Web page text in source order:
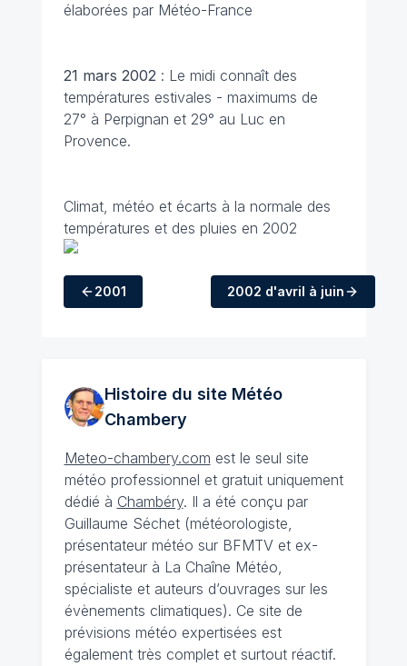
élaborées par Météo-France
21 mars 2002 : Le midi connaît des
températures estivales - maximums de
27° à Perpignan et 29° au Luc en
Provence.
Climat, météo et écarts à la normale des
températures et des pluies en 2002
2001 2002 d'avril à juin
Histoire du site Météo
Chambery
Meteo-chambery.com est le seul site
météo professionnel et gratuit uniquement
dédié à Chambéry. Il a été conçu par
Guillaume Séchet (météorologiste,
présentateur météo sur BFMTV et ex-
présentateur à La Chaîne Météo,
spécialiste et auteurs d’ouvrages sur les
évènements climatiques). Ce site de
prévisions météo expertisées est
également très complet et surtout réactif.